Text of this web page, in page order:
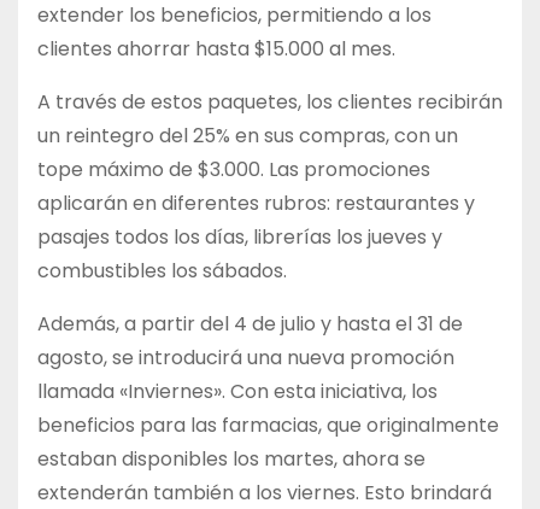
extender los beneficios, permitiendo a los
clientes ahorrar hasta $15.000 al mes.
A través de estos paquetes, los clientes recibirán
un reintegro del 25% en sus compras, con un
tope máximo de $3.000. Las promociones
aplicarán en diferentes rubros: restaurantes y
pasajes todos los días, librerías los jueves y
combustibles los sábados.
Además, a partir del 4 de julio y hasta el 31 de
agosto, se introducirá una nueva promoción
llamada «Inviernes». Con esta iniciativa, los
beneficios para las farmacias, que originalmente
estaban disponibles los martes, ahora se
extenderán también a los viernes. Esto brindará